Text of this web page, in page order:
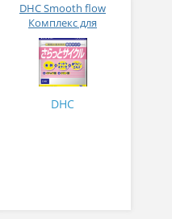
DHC Smooth flow
Комплекс для
восстановления
организма с
наттокиназой,
улучшения обмена
крови № 90
DHC